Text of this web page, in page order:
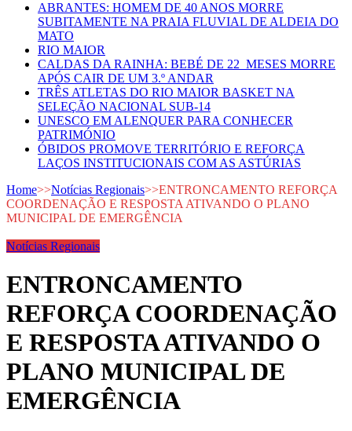
ABRANTES: HOMEM DE 40 ANOS MORRE
SUBITAMENTE NA PRAIA FLUVIAL DE ALDEIA DO
MATO
RIO MAIOR
CALDAS DA RAINHA: BEBÉ DE 22 MESES MORRE
APÓS CAIR DE UM 3.º ANDAR
TRÊS ATLETAS DO RIO MAIOR BASKET NA
SELEÇÃO NACIONAL SUB-14
UNESCO EM ALENQUER PARA CONHECER
PATRIMÓNIO
ÓBIDOS PROMOVE TERRITÓRIO E REFORÇA
LAÇOS INSTITUCIONAIS COM AS ASTÚRIAS
Home>>Notícias Regionais>>ENTRONCAMENTO REFORÇA
COORDENAÇÃO E RESPOSTA ATIVANDO O PLANO
MUNICIPAL DE EMERGÊNCIA
Notícias Regionais
ENTRONCAMENTO
REFORÇA COORDENAÇÃO
E RESPOSTA ATIVANDO O
PLANO MUNICIPAL DE
EMERGÊNCIA